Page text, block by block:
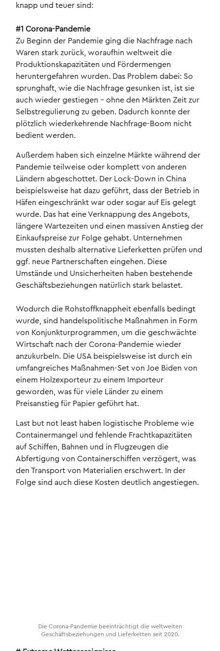
knapp und teuer sind:
#1 Corona-Pandemie
Zu Beginn der Pandemie ging die Nachfrage nach
Waren stark zurück, woraufhin weltweit die
Produktionskapazitäten und Fördermengen
heruntergefahren wurden. Das Problem dabei: So
sprunghaft, wie die Nachfrage gesunken ist, ist sie
auch wieder gestiegen – ohne den Märkten Zeit zur
Selbstregulierung zu geben. Dadurch konnte der
plötzlich wiederkehrende Nachfrage-Boom nicht
bedient werden.
Außerdem haben sich einzelne Märkte während der
Pandemie teilweise oder komplett von anderen
Ländern abgeschottet. Der Lock-Down in China
beispielsweise hat dazu geführt, dass der Betrieb in
Häfen eingeschränkt war oder sogar auf Eis gelegt
wurde. Das hat eine Verknappung des Angebots,
längere Wartezeiten und einen massiven Anstieg der
Einkaufspreise zur Folge gehabt. Unternehmen
mussten deshalb alternative Lieferketten prüfen und
ggf. neue Partnerschaften eingehen. Diese
Umstände und Unsicherheiten haben bestehende
Geschäftsbeziehungen natürlich stark belastet.
Wodurch die Rohstoffknappheit ebenfalls bedingt
wurde, sind handelspolitische Maßnahmen in Form
von Konjunkturprogrammen, um die geschwächte
Wirtschaft nach der Corona-Pandemie wieder
anzukurbeln. Die USA beispielsweise ist durch ein
umfangreiches Maßnahmen-Set von Joe Biden von
einem Holzexporteur zu einem Importeur
geworden, was für viele Länder zu einem
Preisanstieg für Papier geführt hat.
Last but not least haben logistische Probleme wie
Containermangel und fehlende Frachtkapazitäten
auf Schiffen, Bahnen und in Flugzeugen die
Abfertigung von Containerschiffen verzögert, was
den Transport von Materialien erschwert. In der
Folge sind auch diese Kosten deutlich angestiegen.
Die Corona-Pandemie beeinträchtigt die weltweiten
Geschäftsbeziehungen und Lieferketten seit 2020.